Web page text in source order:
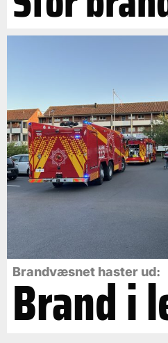
Brandvæsnet haster ud:
Brand i